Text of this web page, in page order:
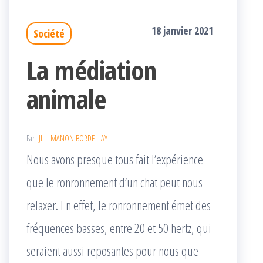
Société 18 janvier 2021
La médiation
animale
Par JILL-MANON BORDELLAY
Nous avons presque tous fait l’expérience
que le ronronnement d’un chat peut nous
relaxer. En effet, le ronronnement émet des
fréquences basses, entre 20 et 50 hertz, qui
seraient aussi reposantes pour nous que